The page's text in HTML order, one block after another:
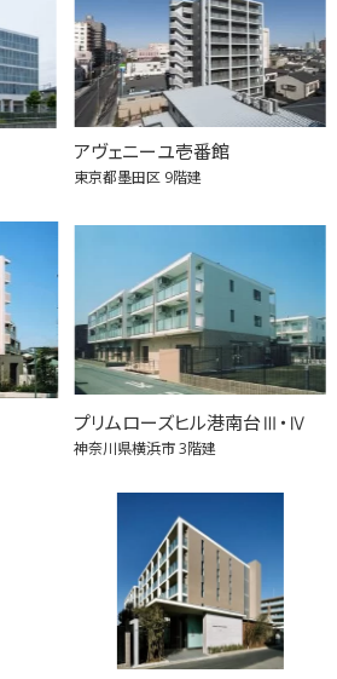
アヴェニーユ壱番館
東京都墨田区 9階建
プリムローズヒル港南台Ⅲ・Ⅳ
神奈川県横浜市3階建